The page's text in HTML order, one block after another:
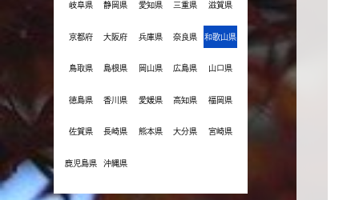
岐阜県 静岡県 愛知県 三重県 滋賀県
京都府 大阪府 兵庫県 奈良県 和歌山県
鳥取県 島根県 岡山県 広島県 山口県
徳島県 香川県 愛媛県 高知県 福岡県
佐賀県 長崎県 熊本県 大分県 宮崎県
鹿児島県 沖縄県